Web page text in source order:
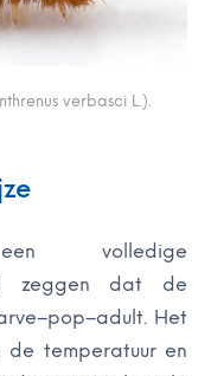
verbasci L.).
volledige
zeggen dat de
Het
de temperatuur en